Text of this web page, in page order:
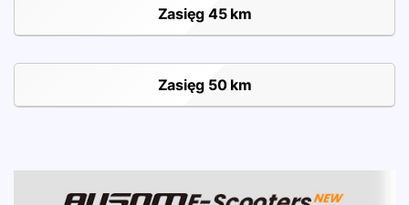
Zasięg 45 km
Zasięg 50 km